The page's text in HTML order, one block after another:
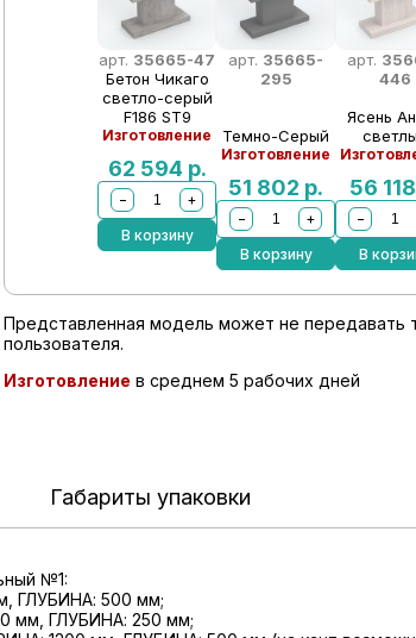
арт. 35665-47
Бетон Чикаго
светло-серый
F186 ST9
Изготовление
62 594 р.
−
+
В корзину
арт. 35665-
295
Темно-Серый
Изготовление
51 802 р.
−
+
В корзину
арт.
446
Ясень
56 118
−
В
Представленная модель может не передавать
пользователя.
Изготовление в среднем 5 рабочих дней
Габариты упаковки
№1:
ГЛУБИНА: 500 мм;
мм, ГЛУБИНА: 250 мм;